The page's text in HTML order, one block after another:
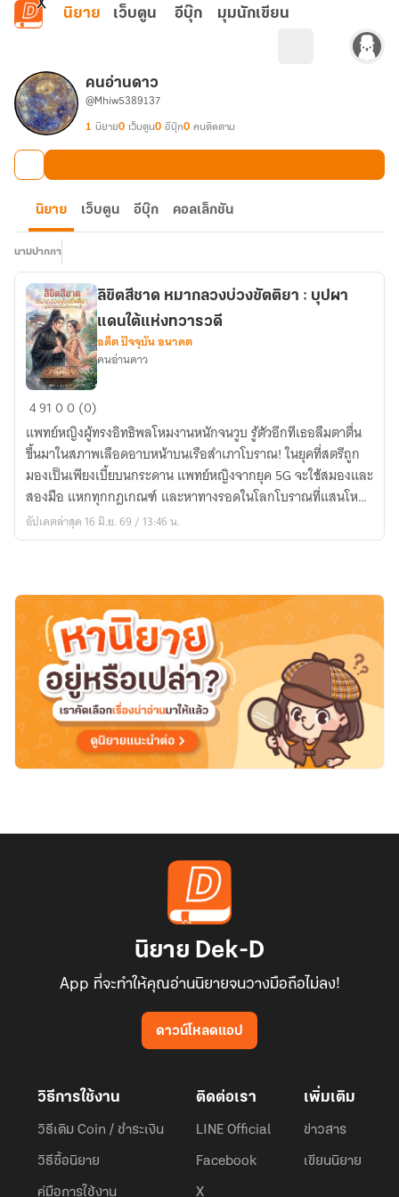
ข้ามไปยังเนื้อหาหลัก
นิยาย เว็บตูน อีบุ๊ก มุมนักเขียน
คนอ่านดาว
@Mhiw5389137
1 นิยาย0 เว็บตูน0 อีบุ๊ก0 คนติดตาม
นิยาย เว็บตูน อีบุ๊ก คอลเล็กชัน
นามปากกา
ลิขิต
ชาด
หมาก
ลวง
บ่
วง
:
บุปผา
แดน
แห่ง
ทวาร
วดี
ลิขิตสีชาด หมากลวงบ่วงขัตติยา : บุปผา
แดนใต้แห่งทวารวดี
อดีต ปัจจุบัน อนาคต
คนอ่านดาว
49100 (0)
แพทย์หญิงผู้ทรงอิทธิพลโหมงานหนักจนวูบ รู้ตัวอีกทีเธอลืมตาตื่น
ขึ้นมาในสภาพเลือดอาบหน้าบนเรือสำเภาโบราณ! ในยุคที่สตรีถูก
มองเป็นเพียงเบี้ยบนกระดาน แพทย์หญิงจากยุค 5G จะใช้สมองและ
สองมือ แหกทุกกฎเกณฑ์ และหาทางรอดในโลกโบราณที่แสนโหด
ร้ายนี้ได้อย่างไร?
อัปเดตล่าสุด 16 มิ.ย. 69 / 13:46 น.
นิยาย Dek-D
App ที่จะทำให้คุณอ่านนิยายจนวางมือถือไม่ลง!
ดาวน์โหลดแอป
วิธีการใช้งาน
วิธีเติม Coin / ชำระเงิน
วิธีซื้อนิยาย
คู่มือการใช้งาน
ติดต่อเรา
LINE Official
Facebook
X
เพิ่มเติม
ข่าวสาร
เขียนนิยาย